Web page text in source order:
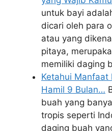
untuk bayi
dicari oleh para
atau yang
pitaya,
memiliki daging
Ketahui Manfaat
Hamil 9 Bulan…
buah yang
tropis seperti
daging buah